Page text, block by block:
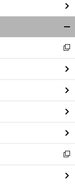
【
J
】
、
！
？
閉
る
新
し
い
ウ
ィ
ン
ド
ウ
で
開
く
新
し
い